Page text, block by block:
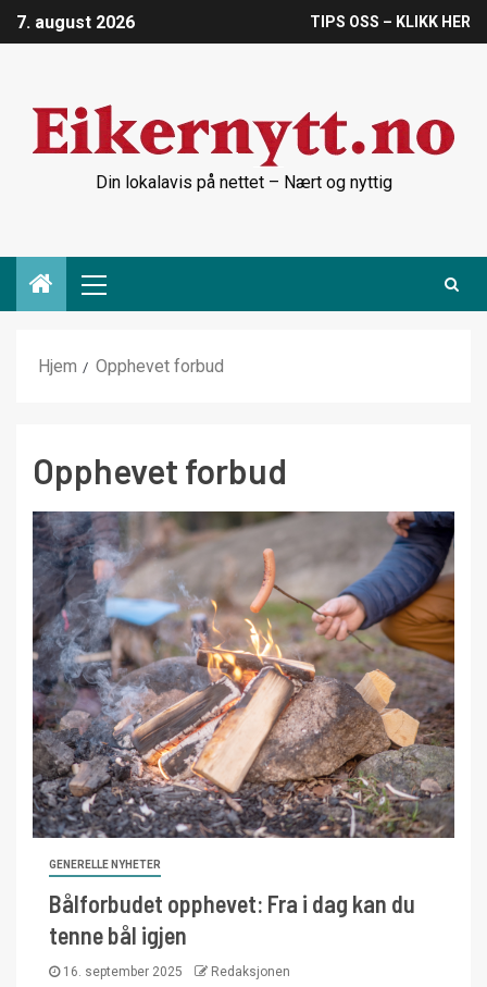
7. august 2026 TIPS OSS – KLIKK HER
Din lokalavis på nettet – Nært og nyttig
Hjem Opphevet forbud
Opphevet forbud
GENERELLE NYHETER
Bålforbudet opphevet: Fra i dag kan du
tenne bål igjen
16. september 2025 Redaksjonen